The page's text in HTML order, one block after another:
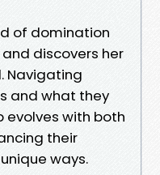
of domination
discovers her
Navigating
and what they
evolves with both
their
ways.